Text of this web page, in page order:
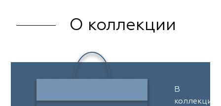
О коллекции
В
коллекции